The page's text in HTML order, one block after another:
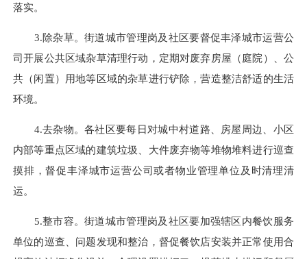
落实。
3.除杂草。街道城市管理岗及社区要督促丰泽城市运营公
司开展公共区域杂草清理行动，定期对废弃房屋（庭院）、公
共（闲置）用地等区域的杂草进行铲除，营造整洁舒适的生活
环境。
4.去杂物。各社区要每日对城中村道路、房屋周边、小区
内部等重点区域的建筑垃圾、大件废弃物等堆物堆料进行巡查
摸排，督促丰泽城市运营公司或者物业管理单位及时清理清
运。
5.整市容。街道城市管理岗及社区要加强辖区内餐饮服务
单位的巡查、问题发现和整治，督促餐饮店安装并正常使用合